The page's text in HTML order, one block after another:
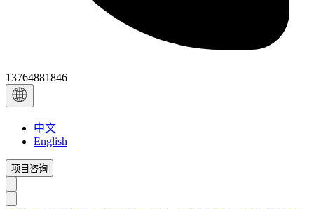
13764881846
中文
English
项目咨询